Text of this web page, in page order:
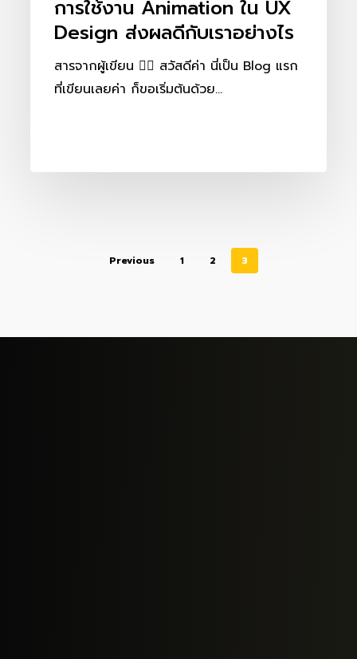
อย่างไร
การใช้งาน Animation ใน UX
Design ส่งผลดีกับเราอย่างไร
สารจากผู้เขียน ✍🏻 สวัสดีค่า นี่เป็น Blog แรก
ที่เขียนเลยค่า ก็ขอเริ่มต้นด้วย…
Previous 1 2 3